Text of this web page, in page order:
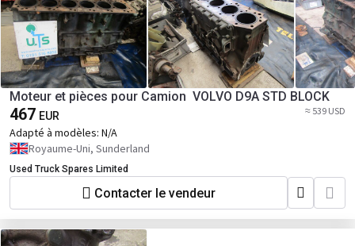
Moteur et pièces pour Camion VOLVO D9A STD BLOCK
467 EUR ≈ 539 USD
Adapté à modèles: N/A
Royaume-Uni, Sunderland
Used Truck Spares Limited
Contacter le vendeur